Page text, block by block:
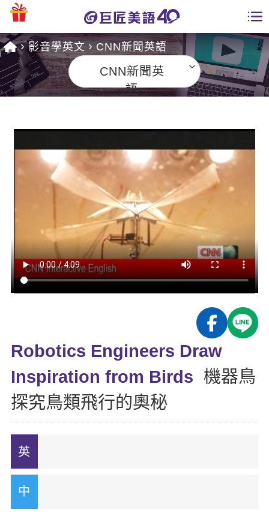
課程總覽
英文會話
英文檢定
TOEIC 多益課程
能力養成
自然發音
開口溜英文
旅遊英文
基礎字彙
情境閱讀
英語俱樂部
ECAM
Let's Talk
日語
韓語
西班牙語
更多
一對一家教
企業訓練
全國分校
免費資源
多益秒學堂
影音學英文
師資團隊
學習分享
學員故事
活動花絮
校園贊助
學員專區
Recruiting
影音學英文 CNN新聞英語
CNN新聞英
語
Robotics Engineers Draw
Inspiration from Birds 機器鳥
探究鳥類飛行的奧秘